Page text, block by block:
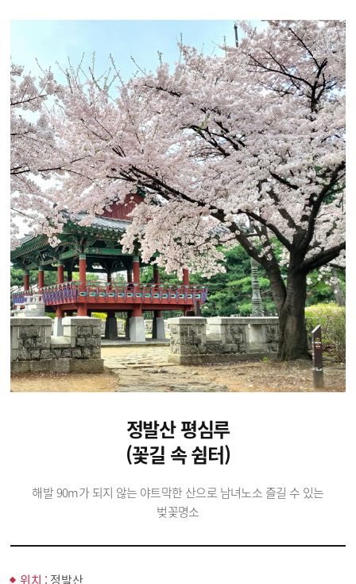
정발산 평심루
(꽃길 속 쉼터)
해발 90m가 되지 않는 야트막한 산으로 남녀노소 즐길 수 있는
벚꽃명소
위치 : 정발산